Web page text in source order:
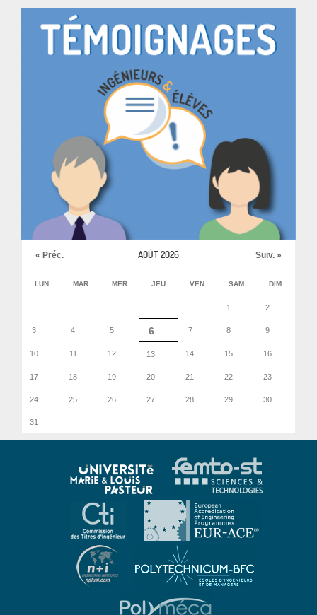
AOÛT 2026
« Préc. Suiv. »
LUN MAR MER JEU VEN SAM DIM
1 2
3 4 5 6 7 8 9
10 11 12 13 14 15 16
17 18 19 20 21 22 23
24 25 26 27 28 29 30
31